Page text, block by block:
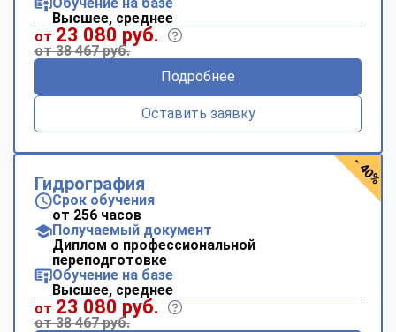
Высшее, среднее
от 23 080 руб.
от 38 467 руб.
Подробнее
Оставить заявку
Гидрография
Срок обучения
от 256 часов
Получаемый документ
Диплом о профессиональной
переподготовке
Обучение на базе
Высшее, среднее
от 23 080 руб.
от 38 467 руб.
- 40%